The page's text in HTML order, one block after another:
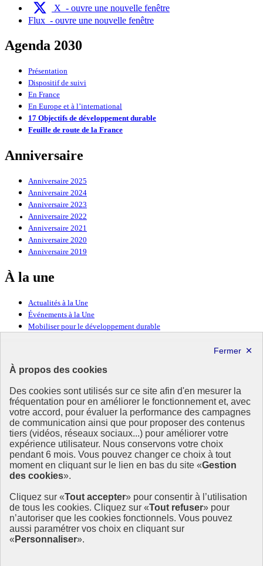
À propos des cookies
Des cookies sont utilisés sur ce site afin d'en mesurer la
fréquentation pour en améliorer le fonctionnement et, avec
votre accord, pour évaluer la performance des campagnes
de communication ainsi que pour proposer des contenus
tiers (vidéos, réseaux sociaux...) pour améliorer votre
expérience utilisateur. Nous conservons votre choix
pendant 6 mois. Vous pouvez changer ce choix à tout
moment en cliquant sur le lien en bas du site «Gestion
des cookies».
Cliquez sur «Tout accepter» pour consentir à l’utilisation
de tous les cookies. Cliquez sur «Tout refuser» pour
n’autoriser que les cookies fonctionnels. Vous pouvez
aussi paramétrer vos choix en cliquant sur
« Personnaliser».
X - ouvre une nouvelle fenêtre
Flux - ouvre une nouvelle fenêtre
Agenda 2030
Présentation
Dispositif de suivi
En France
En Europe et à l’international
17 Objectifs de développement durable
Feuille de route de la France
Anniversaire
Anniversaire 2025
Anniversaire 2024
Anniversaire 2023
Anniversaire 2022
Anniversaire 2021
Anniversaire 2020
Anniversaire 2019
À la une
Actualités à la Une
Événements à la Une
Mobiliser pour le développement durable
Ressources
Ressources
La Méth’ODD
Gouvernement
Ce site propose l’information de référence concernant l’Agenda
2030 et la feuille de route de la France. Il valorise la mobilisation de
tous les acteurs.
info.gouv.fr- ouvre une nouvelle fenêtre
service-public.fr - ouvre une nouvelle fenêtre
legifrance.gouv.fr- ouvre une nouvelle fenêtre
data.gouv.fr- ouvre une nouvelle fenêtre
Plan du site